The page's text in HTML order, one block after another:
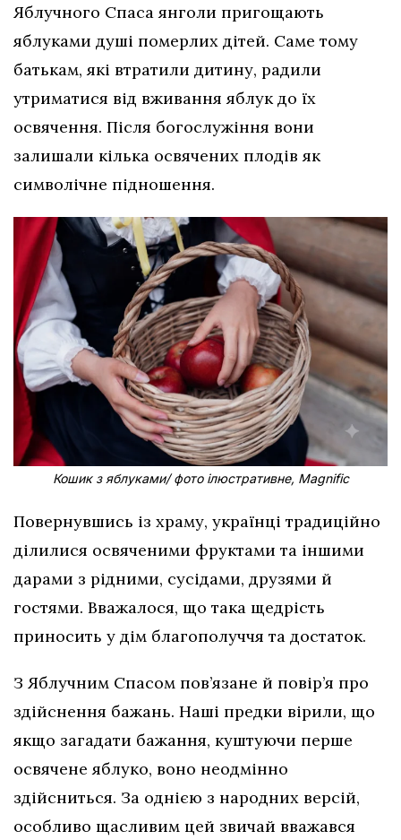
Яблучного Спаса янголи пригощають
яблуками душі померлих дітей. Саме тому
батькам, які втратили дитину, радили
утриматися від вживання яблук до їх
освячення. Після богослужіння вони
залишали кілька освячених плодів як
символічне підношення.
Кошик з яблуками/ фото ілюстративне, Magnific
Повернувшись із храму, українці традиційно
ділилися освяченими фруктами та іншими
дарами з рідними, сусідами, друзями й
гостями. Вважалося, що така щедрість
приносить у дім благополуччя та достаток.
З Яблучним Спасом пов’язане й повір’я про
здійснення бажань. Наші предки вірили, що
якщо загадати бажання, куштуючи перше
освячене яблуко, воно неодмінно
здійсниться. За однією з народних версій,
особливо щасливим цей звичай вважався